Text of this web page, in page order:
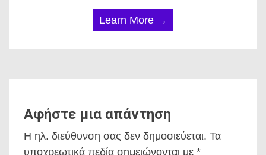
Learn More →
Αφήστε μια απάντηση
Η ηλ. διεύθυνση σας δεν δημοσιεύεται. Τα
υποχρεωτικά πεδία σημειώνονται με *